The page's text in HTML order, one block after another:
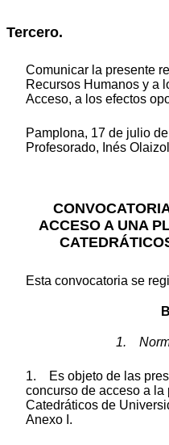
Tercero.
Comunicar la presente
Recursos Humanos y a
Acceso, a los efectos
Pamplona, 17 de julio
Profesorado, Inés
ACCESO A UNA
Esta convocatoria se
1.
1. Es objeto de las
concurso de acceso a
Catedráticos de
Anexo I.